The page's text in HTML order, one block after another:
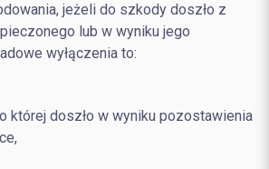
jeżeli do szkody doszło z
lub w wyniku jego
wyłączenia to:
której doszło w wyniku pozostawienia